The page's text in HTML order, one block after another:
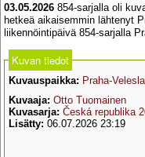
03.05.2026 854-sarjalla oli
hetkeä aikaisemmin lähtenyt
liikennöintipäivä 854-sarjalla
Kuvan tiedot
Kuvauspaikka: Praha-
Kuvaaja: Otto Tuomainen
Kuvasarja: Česká republika
Lisätty: 06.07.2026 23:19